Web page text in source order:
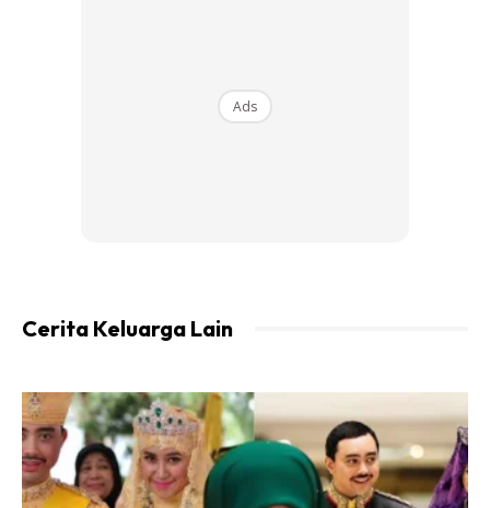
Kejayaan tersebut menjadi bukti bahawa usaha
berterusan, latihan yang konsisten dan disiplin tinggi mampu
Ads
Cerita Keluarga Lain